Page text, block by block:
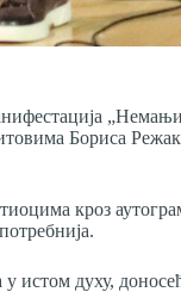
Бориса
кроз
у истом духу,